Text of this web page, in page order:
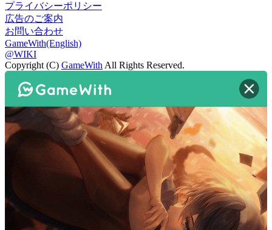
プライバシーポリシー
広告のご案内
お問い合わせ
GameWith(English)
@WIKI
Copyright (C) GameWith All Rights Reserved.